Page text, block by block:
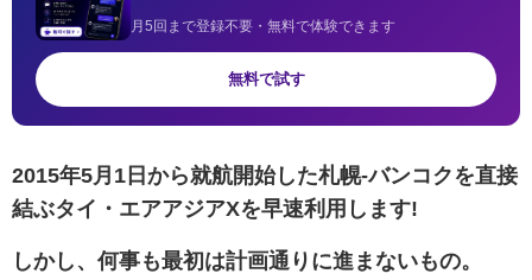
月5回まで登録不要・無料で体験できます
無料で試す
2015年5月1日から就航開始した札幌‐バンコクを直接
結ぶタイ・エアアジアXを早速利用します!
しかし、何事も最初は計画通りに進まないもの。